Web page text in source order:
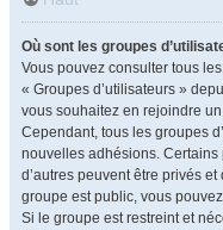
Où sont les groupes
Vous pouvez consulter tous
« Groupes d’utilisateurs »
vous souhaitez en rejoindre
Cependant, tous les groupes
nouvelles adhésions.
d’autres peuvent être privés
groupe est public, vous
Si le groupe est restreint et